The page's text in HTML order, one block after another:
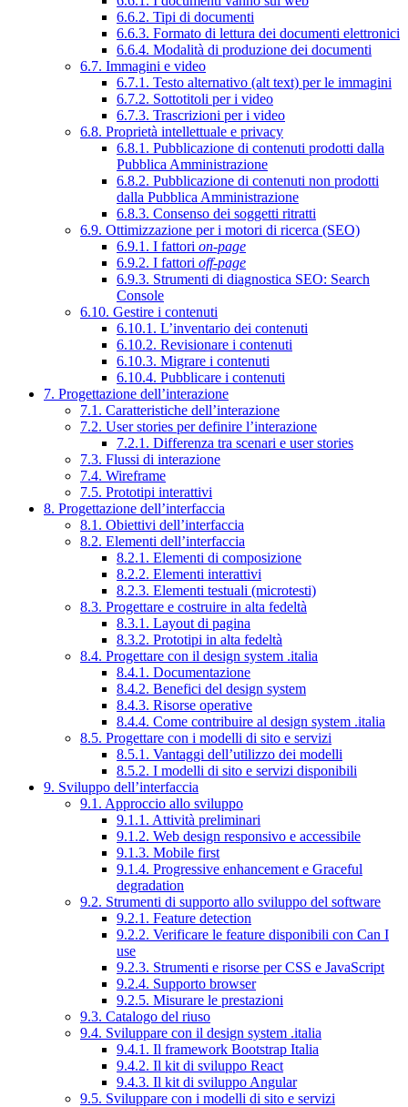
6.6.2. Tipi di documenti
6.6.3. Formato di lettura dei documenti elettronici
6.6.4. Modalità di produzione dei documenti
6.7. Immagini e video
6.7.1. Testo alternativo (alt text) per le immagini
6.7.2. Sottotitoli per i video
6.7.3. Trascrizioni per i video
6.8. Proprietà intellettuale e privacy
6.8.1. Pubblicazione di contenuti prodotti dalla
Pubblica Amministrazione
6.8.2. Pubblicazione di contenuti non prodotti
dalla Pubblica Amministrazione
6.8.3. Consenso dei soggetti ritratti
6.9. Ottimizzazione per i motori di ricerca (SEO)
6.9.1. I fattori on-page
6.9.2. I fattori off-page
6.9.3. Strumenti di diagnostica SEO: Search
Console
6.10. Gestire i contenuti
6.10.1. L’inventario dei contenuti
6.10.2. Revisionare i contenuti
6.10.3. Migrare i contenuti
6.10.4. Pubblicare i contenuti
7. Progettazione dell’interazione
7.1. Caratteristiche dell’interazione
7.2. User stories per definire l’interazione
7.2.1. Differenza tra scenari e user stories
7.3. Flussi di interazione
7.4. Wireframe
7.5. Prototipi interattivi
8. Progettazione dell’interfaccia
8.1. Obiettivi dell’interfaccia
8.2. Elementi dell’interfaccia
8.2.1. Elementi di composizione
8.2.2. Elementi interattivi
8.2.3. Elementi testuali (microtesti)
8.3. Progettare e costruire in alta fedeltà
8.3.1. Layout di pagina
8.3.2. Prototipi in alta fedeltà
8.4. Progettare con il design system .italia
8.4.1. Documentazione
8.4.2. Benefici del design system
8.4.3. Risorse operative
8.4.4. Come contribuire al design system .italia
8.5. Progettare con i modelli di sito e servizi
8.5.1. Vantaggi dell’utilizzo dei modelli
8.5.2. I modelli di sito e servizi disponibili
9. Sviluppo dell’interfaccia
9.1. Approccio allo sviluppo
9.1.1. Attività preliminari
9.1.2. Web design responsivo e accessibile
9.1.3. Mobile first
9.1.4. Progressive enhancement e Graceful
degradation
9.2. Strumenti di supporto allo sviluppo del software
9.2.1. Feature detection
9.2.2. Verificare le feature disponibili con Can I
use
9.2.3. Strumenti e risorse per CSS e JavaScript
9.2.4. Supporto browser
9.2.5. Misurare le prestazioni
9.3. Catalogo del riuso
9.4. Sviluppare con il design system .italia
9.4.1. Il framework Bootstrap Italia
9.4.2. Il kit di sviluppo React
9.4.3. Il kit di sviluppo Angular
9.5. Sviluppare con i modelli di sito e servizi